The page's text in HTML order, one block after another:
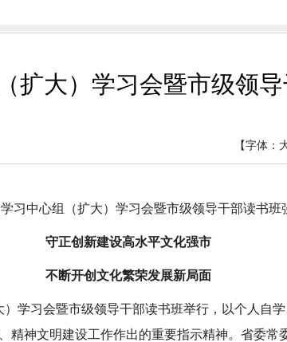
扩大）学习会暨市级领
【字体：
习中心组（扩大）学习会暨市级领导干部读书班
守正创新建设高水平文化强市
不断开创文化繁荣发展新局面
学习会暨市级领导干部读书班举行，以个人自
精神文明建设工作作出的重要指示精神。省委常